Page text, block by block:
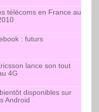
télécoms en France au
: futurs
lance son tout
4G
disponibles sur
Android